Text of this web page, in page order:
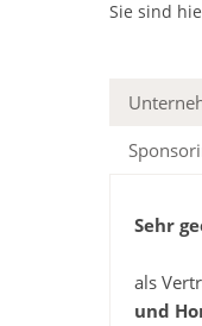
Sie sind
Sehr
als
und